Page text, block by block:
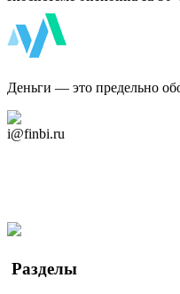
Деньги — это предельно
i@finbi.ru
Разделы